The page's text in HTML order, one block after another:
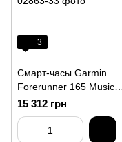
3
Смарт-часы Garmin
Forerunner 165 Music
ягодные/сиреневые
15 312 грн